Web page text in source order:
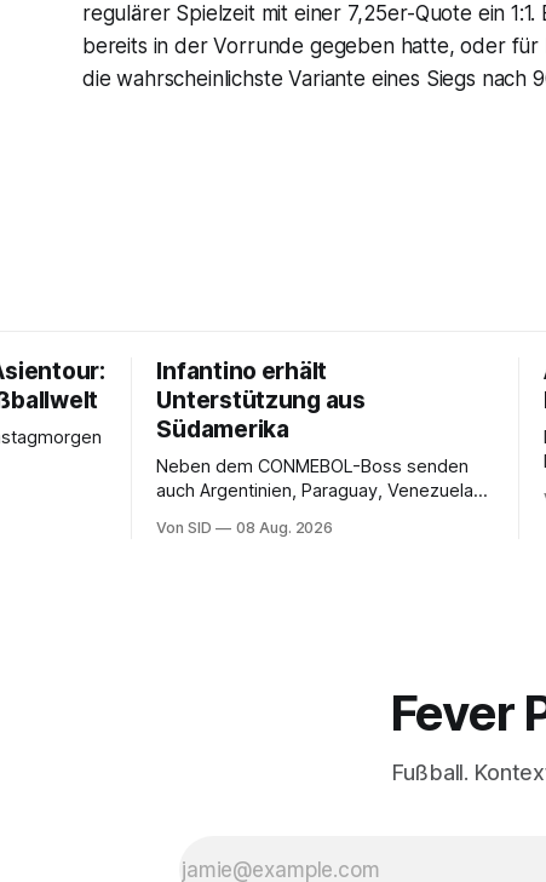
regulärer Spielzeit mit einer 7,25er-Quote ein
bereits in der Vorrunde gegeben hatte, oder für
die wahrscheinlichste Variante eines Siegs nach
Infantino erhält
Unterstützung aus
Südamerika
Neben dem CONMEBOL-Boss senden
auch Argentinien, Paraguay, Venezuela
Von SID 08 Aug. 2026
Fever
Fußball.